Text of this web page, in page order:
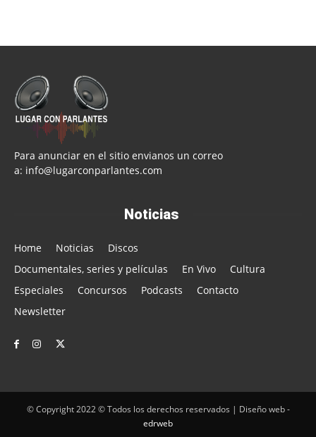
Para anunciar en el sitio envianos un correo
a: info@lugarconparlantes.com
Noticias
Home Noticias
Discos
Documentales, series y películas
En Vivo
Cultura
Especiales
Concursos Podcasts
Contacto
Newsletter
© Copyright 2022 © Todos los derechos reservados | Diseño web -
edrweb